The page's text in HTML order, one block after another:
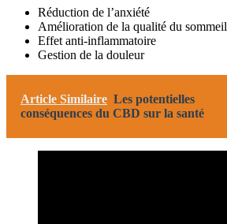
Réduction de l’anxiété
Amélioration de la qualité du sommeil
Effet anti-inflammatoire
Gestion de la douleur
Article Similaire Les potentielles
conséquences du CBD sur la santé